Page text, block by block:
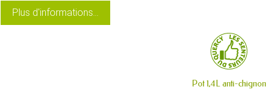
Plus d'informations...
Pot 1,4L anti-chignon